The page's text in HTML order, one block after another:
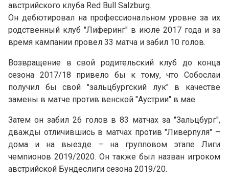
австрийского клуба Red Bull Salzburg.
Он дебютировал на профессиональном уровне за их
родственный клуб "Лиферинг" в июле 2017 года и за
время кампании провел 33 матча и забил 10 голов.
Возвращение в свой родительский клуб до конца
сезона 2017/18 привело бы к тому, что Собослаи
получил бы свой "зальцбургский лук" в качестве
замены в матче против венской "Аустрии" в мае.
Затем он забил 26 голов в 83 матчах за "Зальцбург",
дважды отличившись в матчах против "Ливерпуля" –
дома и на выезде – на групповом этапе Лиги
чемпионов 2019/2020. Он также был назван игроком
австрийской Бундеслиги сезона 2019/20.